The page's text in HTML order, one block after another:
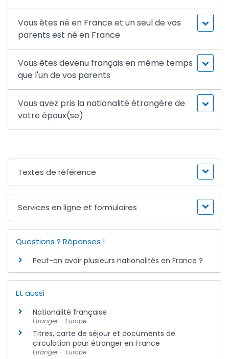
Vous êtes né en France et un seul de vos
parents est né en France
Vous êtes devenu français en même temps
que l'un de vos parents
Vous avez pris la nationalité étrangère de
votre époux(se)
Textes de référence
Services en ligne et formulaires
Questions ? Réponses !
Peut-on avoir plusieurs nationalités en France ?
Et aussi
Nationalité française
Étranger - Europe
Titres, carte de séjour et documents de
circulation pour étranger en France
Étranger - Europe